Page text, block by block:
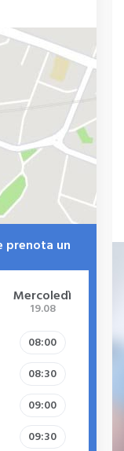
prenota un
Mercoledì
19.08
08:00
08:30
09:00
09:30